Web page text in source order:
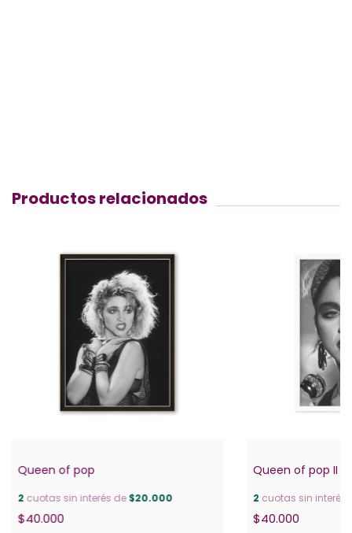
Productos relacionados
Queen of pop
2 cuotas sin interés de$20.000
$40.000
Queen of pop II
2 cuotas sin interés
$40.000